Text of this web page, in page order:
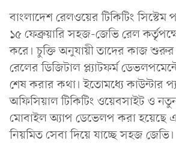
বাংলাদেশ রেলওয়ের টিকিটিং
১৫ ফেব্রুয়ারি সহজ-জেভি রেল
করে। চুক্তি অনুযায়ী তাদের কাজ শুরুর
রেলের ডিজিটাল প্ল্যাটফর্ম
শেষ করার কথা। ইতোমধ্যে কাউন্টার
অফিসিয়াল টিকিটিং ওয়েবসাইট ও
মোবাইল অ্যাপ ডেভেলপ করা হয়েছে
নিয়মিত সেবা দিয়ে যাচ্ছে সহজ জেভি।